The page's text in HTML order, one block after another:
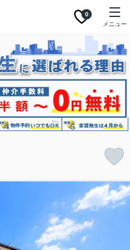
0
メニュー